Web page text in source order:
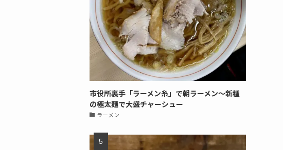
市役所裏手「ラーメン糸」で朝ラーメン〜新種
の極太麺で大盛チャーシュー
ラーメン